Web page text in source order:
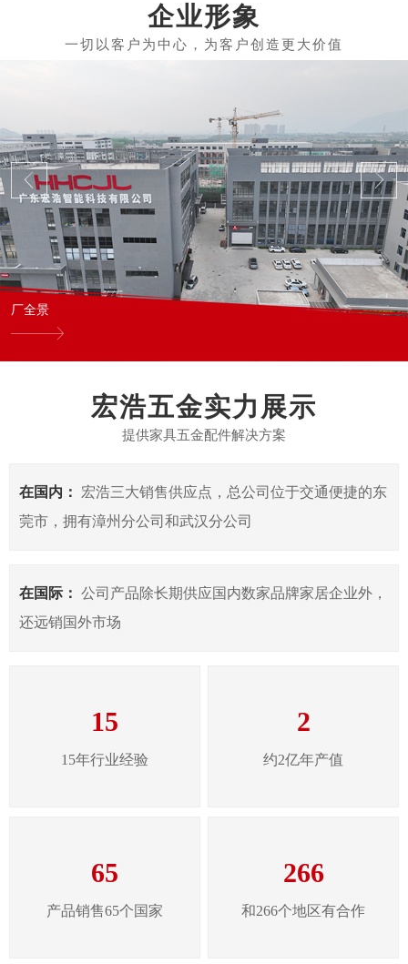
企业形象
厂全景
宏浩五金实力展示
提供家具五金配件解决方案
在国内：
宏浩三大销售供应点，总公司位于交通便捷的东
莞市，拥有漳州分公司和武汉分公司
在国际： 公司产品除长期供应国内数家品牌家居企业外，
还远销国外市场
15
15年行业经验
2
约2亿年产值
65
产品销售65个国家
266
和266个地区有合作